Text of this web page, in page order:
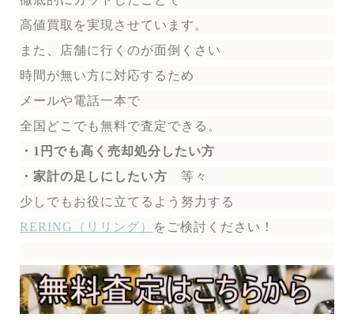
高値買取を実現させています。
また、店舗に行くのが面倒くさい
時間が無い方に対応するため
メールや電話一本で
全国どこでも無料で査定できる。
・1円でも高く売却処分したい方
・家計の足しにしたい方 等々
少しでもお役に立てるよう努力する
RERING（リリング）
を ご検討ください！